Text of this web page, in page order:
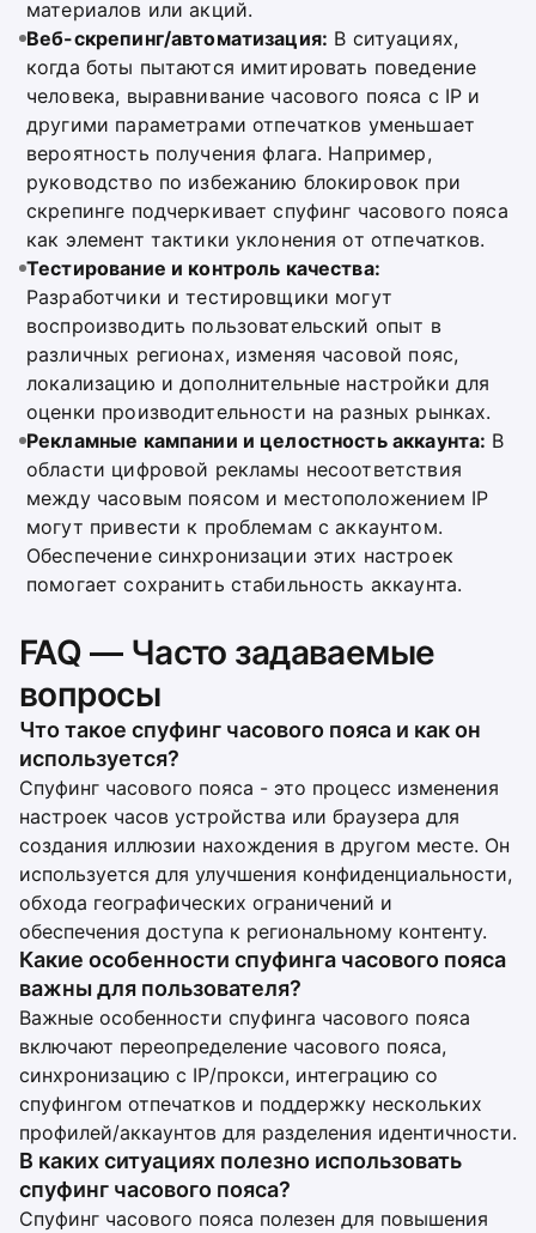
материалов или акций.
Веб-скрепинг/автоматизация: В ситуациях,
когда боты пытаются имитировать поведение
человека, выравнивание часового пояса с IP и
другими параметрами отпечатков уменьшает
вероятность получения флага. Например,
руководство по избежанию блокировок при
скрепинге подчеркивает спуфинг часового пояса
как элемент тактики уклонения от отпечатков.
Тестирование и контроль качества:
Разработчики и тестировщики могут
воспроизводить пользовательский опыт в
различных регионах, изменяя часовой пояс,
локализацию и дополнительные настройки для
оценки производительности на разных рынках.
Рекламные кампании и целостность аккаунта: В
области цифровой рекламы несоответствия
между часовым поясом и местоположением IP
могут привести к проблемам с аккаунтом.
Обеспечение синхронизации этих настроек
помогает сохранить стабильность аккаунта.
FAQ — Часто задаваемые
вопросы
Что такое спуфинг часового пояса и как он
используется?
Спуфинг часового пояса - это процесс изменения
настроек часов устройства или браузера для
создания иллюзии нахождения в другом месте. Он
используется для улучшения конфиденциальности,
обхода географических ограничений и
обеспечения доступа к региональному контенту.
Какие особенности спуфинга часового пояса
важны для пользователя?
Важные особенности спуфинга часового пояса
включают переопределение часового пояса,
синхронизацию с IP/прокси, интеграцию со
спуфингом отпечатков и поддержку нескольких
профилей/аккаунтов для разделения идентичности.
В каких ситуациях полезно использовать
спуфинг часового пояса?
Спуфинг часового пояса полезен для повышения